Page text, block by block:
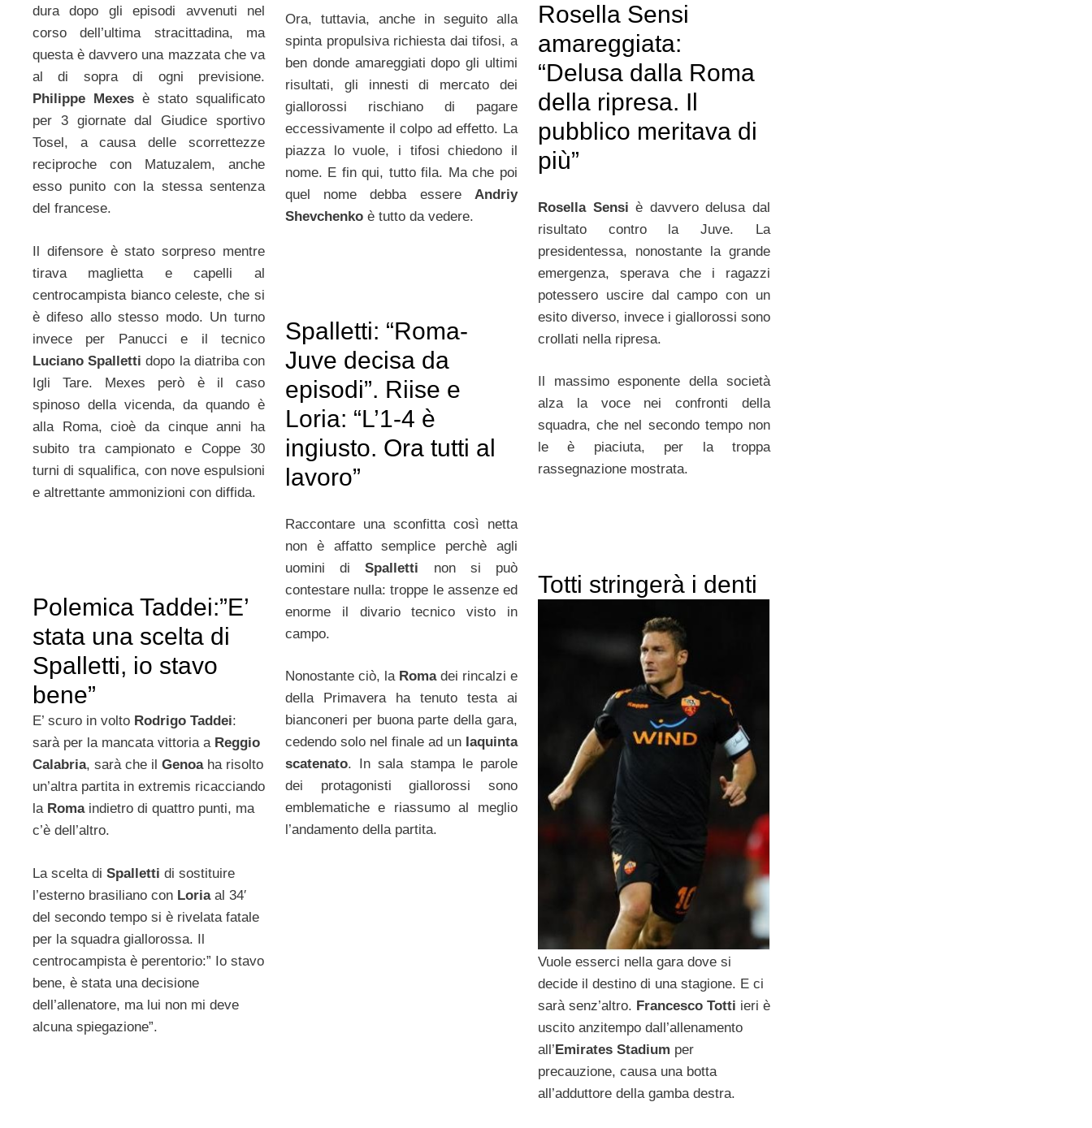
Ora, tuttavia, anche in seguito alla
spinta propulsiva richiesta dai tifosi, a
ben donde amareggiati dopo gli ultimi
risultati, gli innesti di mercato dei
giallorossi rischiano di pagare
eccessivamente il colpo ad effetto. La
piazza lo vuole, i tifosi chiedono il
nome. E fin qui, tutto fila. Ma che poi
quel nome debba essere Andriy
Shevchenkoè tutto da vedere.
dura dopo gli episodi avvenuti nel
corso dell’ultima stracittadina, ma
questa è davvero una mazzata che va
al di sopra di ogni previsione.
Philippe Mexes è stato squalificato
per 3 giornate dal Giudice sportivo
Tosel, a causa delle scorrettezze
reciproche con Matuzalem, anche
esso punito con la stessa sentenza
del francese.
Il difensore è stato sorpreso mentre
tirava maglietta e capelli al
centrocampista bianco celeste, che si
è difeso allo stesso modo. Un turno
invece per Panucci e il tecnico
Luciano Spalletti dopo la diatriba con
Igli Tare. Mexes però è il caso
spinoso della vicenda, da quando è
alla Roma, cioè da cinque anni ha
subito tra campionato e Coppe 30
turni di squalifica, con nove espulsioni
e altrettante ammonizioni con diffida.
Rosella Sensi
amareggiata:
“Delusa dalla Roma
della ripresa. Il
pubblico meritava di
più”
Rosella Sensi è davvero delusa dal
risultato contro la Juve. La
presidentessa, nonostante la grande
emergenza, sperava che i ragazzi
potessero uscire dal campo con un
esito diverso, invece i giallorossi sono
crollati nella ripresa.
Il massimo esponente della società
alza la voce nei confronti della
squadra, che nel secondo tempo non
le è piaciuta, per la troppa
rassegnazione mostrata.
Spalletti: “Roma-
Juve decisa da
episodi”. Riise e
Loria: “L’1-4 è
ingiusto. Ora tutti al
lavoro”
Raccontare una sconfitta così netta
non è affatto semplice perchè agli
uomini diSpalletti non si può
contestare nulla: troppe le assenze ed
enorme il divario tecnico visto in
campo.
Nonostante ciò, laRomadei rincalzi e
della Primavera ha tenuto testa ai
bianconeri per buona parte della gara,
cedendo solo nel finale ad un Iaquinta
scatenato. In sala stampa le parole
dei protagonisti giallorossi sono
emblematiche e riassumo al meglio
l’andamento della partita.
Totti stringerà i denti
Vuole esserci nella gara dove si
decide il destino di una stagione. E ci
sarà senz’altro. Francesco Totti ieri è
uscito anzitempo dall’allenamento
all’Emirates Stadium per
precauzione, causa una botta
all’adduttore della gamba destra.
Polemica Taddei:”E’
stata una scelta di
Spalletti, io stavo
bene”
E’ scuro in volto Rodrigo Taddei:
sarà per la mancata vittoria a Reggio
Calabria, sarà che il Genoaha risolto
un’altra partita in extremis ricacciando
la Romaindietro di quattro punti, ma
c’è dell’altro.
La scelta di Spalletti di sostituire
l’esterno brasiliano con Loriaal 34′
del secondo tempo si è rivelata fatale
per la squadra giallorossa. Il
centrocampista è perentorio:” Io stavo
bene, è stata una decisione
dell’allenatore, ma lui non mi deve
alcuna spiegazione”.